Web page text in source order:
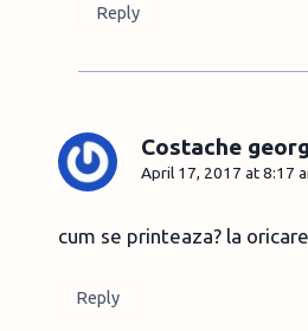
Reply
Costache
April 17, 2017 at 8:17
cum se printeaza? la
Reply